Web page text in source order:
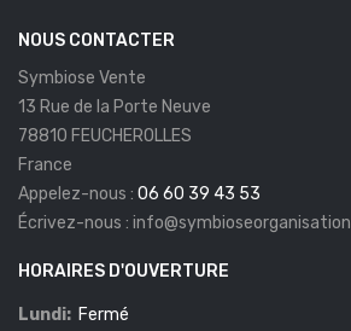
NOUS CONTACTER
Symbiose Vente
13 Rue de la Porte Neuve
78810 FEUCHEROLLES
France
Appelez-nous : 06 60 39 43 53
Écrivez-nous :
HORAIRES D'OUVERTURE
Lundi: Fermé